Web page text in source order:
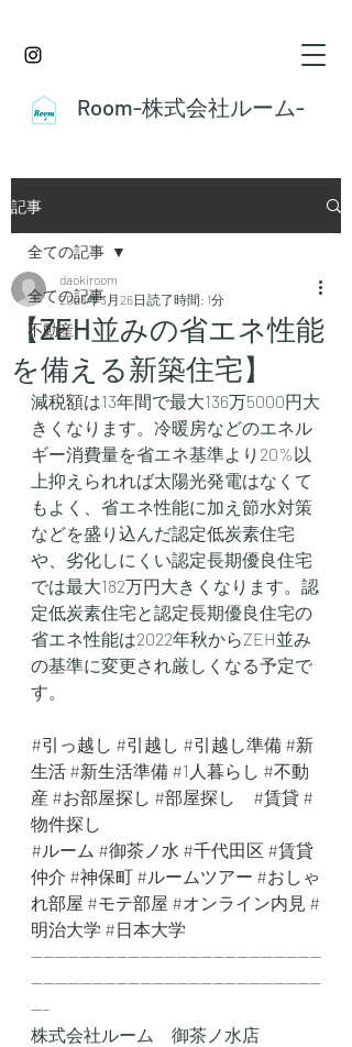
Room-株式会社ルーム-
記事
全ての記事
不動産
全ての記事
【ZEH並みの省エネ性能
を備える新築住宅】
daokiroom
2023年3月26日 読了時間: 1分
減税額は13年間で最大136万5000円大
きくなります。冷暖房などのエネル
ギー消費量を省エネ基準より20%以
上抑えられれば太陽光発電はなくて
もよく、省エネ性能に加え節水対策
などを盛り込んだ認定低炭素住宅
や、劣化しにくい認定長期優良住宅
では最大182万円大きくなります。認
定低炭素住宅と認定長期優良住宅の
省エネ性能は2022年秋からZEH並み
の基準に変更され厳しくなる予定で
す。
#引っ越し #引越し #引越し準備 #新
生活 #新生活準備 #1人暮らし #不動
産 #お部屋探し #部屋探し #賃貸 #
物件探し
#ルーム #御茶ノ水 #千代田区 #賃貸
仲介 #神保町 #ルームツアー #おしゃ
れ部屋 #モテ部屋 #オンライン内見 #
明治大学 #日本大学
------------------------------------------------
------------------------------------------------
---
株式会社ルーム　御茶ノ水店